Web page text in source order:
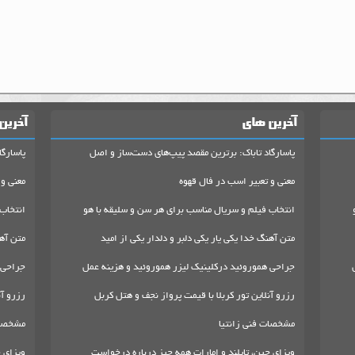
آخرین های
پاسارگاد تاباک: برترین مقصد پیپ‌های دست‌ساز و اصل
معنی و تعبیر اسب در فال قهوه
انتخاب فیلم و سریال مناسب برای هر سن و سلیقه با هو
متن آهنگ خدا یکی یار یکی دلبر و دلدار یکی از امید
جراحی هموروئید درکلینیک لیزر هموروئید و هزینه عمل
رزرو آنلاین تور کربلا با قیمت پرواز نجف و هتل کربل
مشخصات فنی زانتیا
معنی
متن
جراحی
رزرو